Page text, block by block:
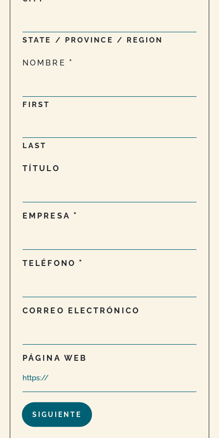
STATE / PROVINCE / REGION
NOMBRE
FIRST
LAST
TÍTULO
EMPRESA
TELÉFONO
CORREO ELECTRÓNICO
PÁGINA WEB